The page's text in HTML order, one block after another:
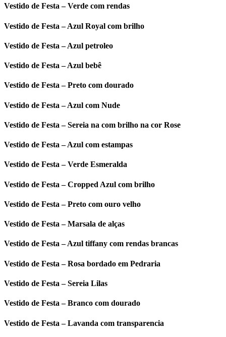
Vestido de Festa – Verde com rendas
Vestido de Festa – Azul Royal com brilho
Vestido de Festa – Azul petroleo
Vestido de Festa – Azul bebê
Vestido de Festa – Preto com dourado
Vestido de Festa – Azul com Nude
Vestido de Festa – Sereia na com brilho na cor Rose
Vestido de Festa – Azul com estampas
Vestido de Festa – Verde Esmeralda
Vestido de Festa – Cropped Azul com brilho
Vestido de Festa – Preto com ouro velho
Vestido de Festa – Marsala de alças
Vestido de Festa – Azul tiffany com rendas brancas
Vestido de Festa – Rosa bordado em Pedraria
Vestido de Festa – Sereia Lilas
Vestido de Festa – Branco com dourado
Vestido de Festa – Lavanda com transparencia